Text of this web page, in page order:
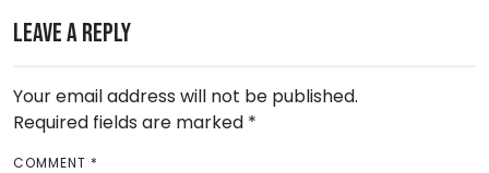
t
n
a
v
i
Leave a Reply
Your email address will not be published.
Required fields are marked *
COMMENT *